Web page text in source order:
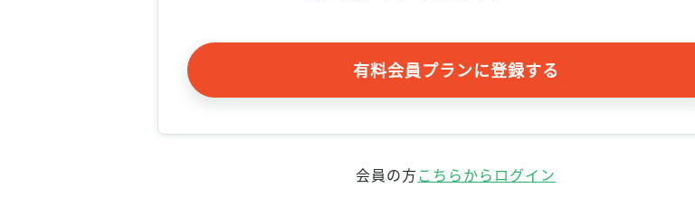
有料会員プランに登録する
会員の方こちらからログイン